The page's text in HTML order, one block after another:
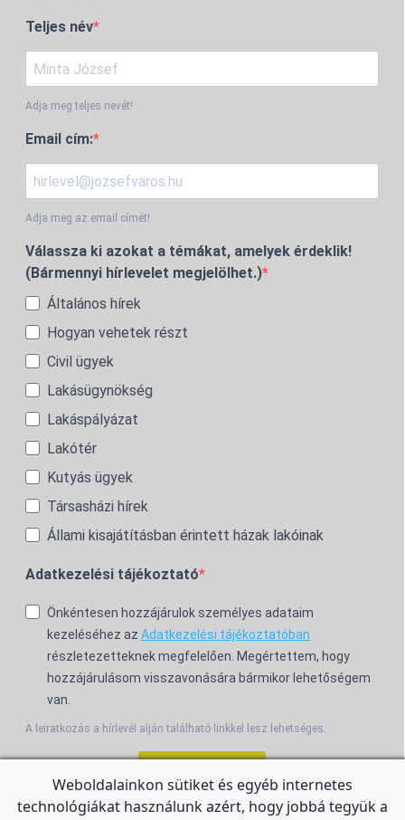
Teljes név
Adja meg teljes nevét!
Email cím:
Adja meg az email címét!
Válassza ki azokat a témákat, amelyek érdeklik!
(Bármennyi hírlevelet megjelölhet.)
Általános hírek
Hogyan vehetek részt
Civil ügyek
Lakásügynökség
Lakáspályázat
Lakótér
Kutyás ügyek
Társasházi hírek
Állami kisajátításban érintett házak lakóinak
Adatkezelési tájékoztató
Önkéntesen hozzájárulok személyes adataim
kezeléséhez az Adatkezelési tájékoztatóban
részletezetteknek megfelelően. Megértettem, hogy
hozzájárulásom visszavonására bármikor lehetőségem
van.
A leiratkozás a hírlevél alján található linkkel lesz lehetséges.
Weboldalainkon sütiket és egyéb internetes
technológiákat használunk azért, hogy jobbá tegyük a